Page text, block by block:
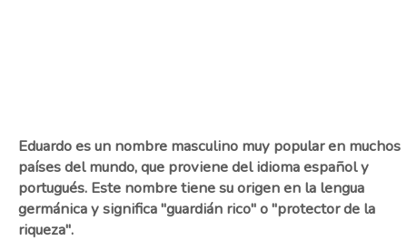
Eduardo es un nombre masculino muy popular en muchos
países del mundo, que proviene del idioma español y
portugués. Este nombre tiene su origen en la lengua
germánica y significa "guardián rico" o "protector de la
riqueza".